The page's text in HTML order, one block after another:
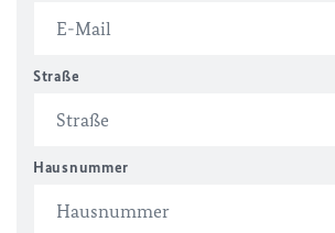
Straße
Hausnummer